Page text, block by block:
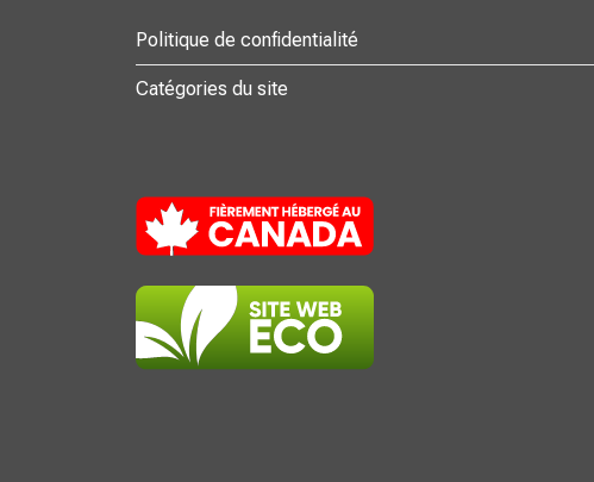
Politique de confidentialité
Catégories du site